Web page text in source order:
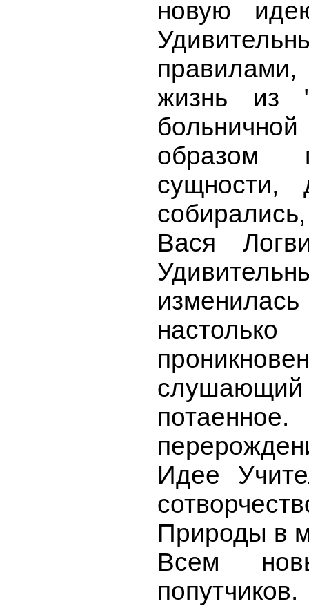
новую
жизнь из
образом
Вася
слушающий
Идее
Природы в
Всем
попутчиков.